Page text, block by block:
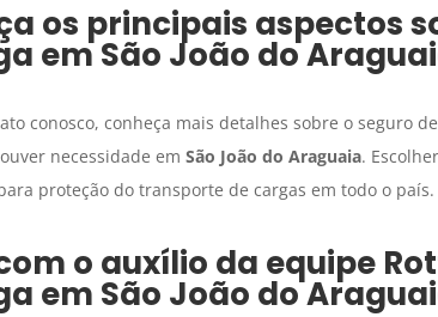
os principais aspectos
emSão João do
conosco, conheça mais detalhes sobre o seguro
necessidade em São João do Araguaia.
proteção do transporte de cargas em todo o país.
o auxílio da equipe
em São João do